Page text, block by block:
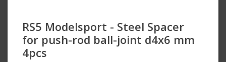
RS5 Modelsport - Steel Spacer
for push-rod ball-joint d4x6 mm
4pcs